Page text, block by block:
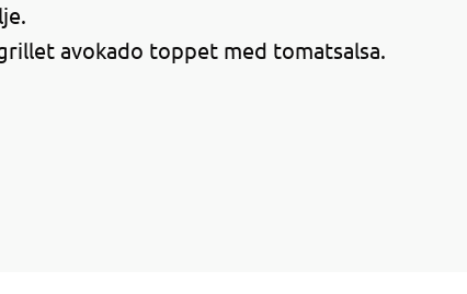
avokado toppet med tomatsalsa.